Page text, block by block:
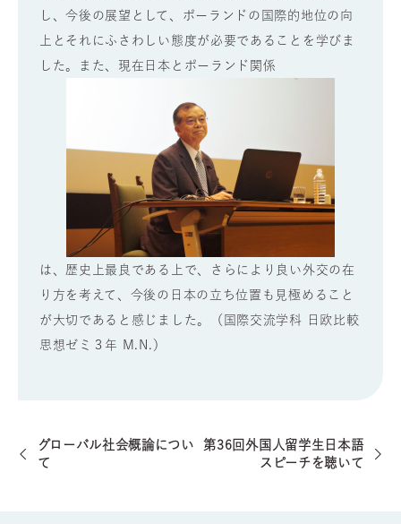
し、今後の展望として、ポーランドの国際的地位の向
上とそれにふさわしい態度が必要であることを学びま
した。また、現在日本とポーランド関係
は、歴史上最良である上で、さらにより良い外交の在
り方を考えて、今後の日本の立ち位置も見極めること
が大切であると感じました。（国際交流学科 日欧比較
思想ゼミ３年 M.N.）
グローバル社会概論につい
て
第36回外国人留学生日本語
スピーチを聴いて